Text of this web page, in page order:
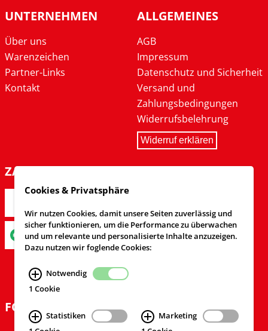
UNTERNEHMEN
Über uns
Warenzeichen
Partner-Links
Kontakt
ALLGEMEINES
AGB
Impressum
Datenschutz und Sicherheit
Versand und
Zahlungsbedingungen
Widerrufsbelehrung
Widerruf erklären
ZAHLARTEN
FOLGEN SIE UNS
Cookies & Privatsphäre
Wir nutzen Cookies, damit unsere Seiten zuverlässig und
sicher funktionieren, um die Performance zu überwachen
und um relevante und personalisierte Inhalte anzuzeigen.
Dazu nutzen wir foglende Cookies:
Notwendig
1 Cookie
Statistiken
Marketing